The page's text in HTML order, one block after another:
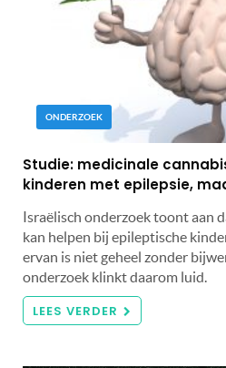
ONDERZOEK
Studie: medicinale
kinderen met epilepsie,
Israëlisch onderzoek toont aan
kan helpen bij epileptische
ervan is niet geheel zonder
onderzoek klinkt daarom luid.
LEES VERDER